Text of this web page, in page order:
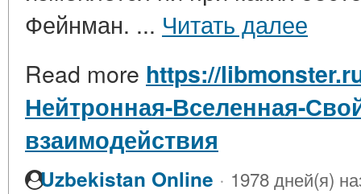
Фейнман. ... Читать далее
Read more https://
Нейтронная-Вселенная-
взаимодействия
Uzbekistan Online · 1978 дней(я)